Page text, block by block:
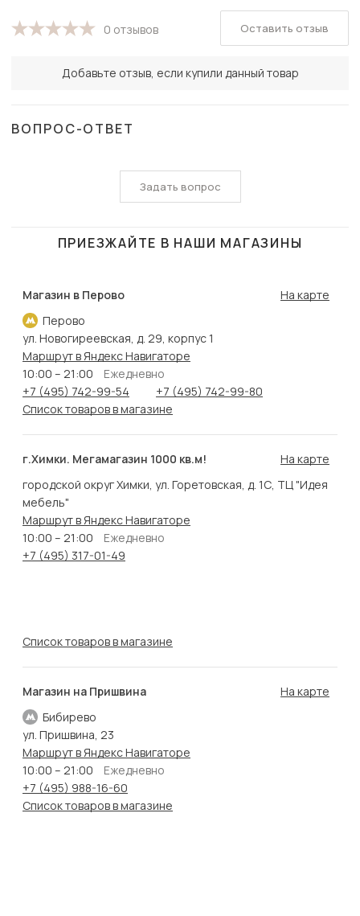
0 отзывов
Добавьте отзыв, если купили данный товар
Оставить отзыв
ВОПРОС-ОТВЕТ
Задать вопрос
ПРИЕЗЖАЙТЕ В НАШИ МАГАЗИНЫ
Магазин в Перово
Перово
На карте
ул. Новогиреевская, д. 29, корпус 1
Маршрут в Яндекс Навигаторе
10:00 – 21:00
Ежедневно
+7 (495) 742-99-54
+7 (495) 742-99-80
Список товаров в магазине
г.Химки. Мегамагазин 1000 кв.м!
На карте
городской округ Химки, ул. Горетовская, д. 1С, ТЦ "Идея
мебель"
Маршрут в Яндекс Навигаторе
10:00 – 21:00
Ежедневно
+7 (495) 317-01-49
Список товаров в магазине
Магазин на Пришвина
Бибирево
На карте
ул. Пришвина, 23
Маршрут в Яндекс Навигаторе
10:00 – 21:00
Ежедневно
+7 (495) 988-16-60
Список товаров в магазине